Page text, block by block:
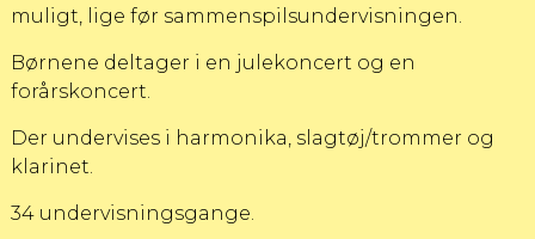
muligt, lige før sammenspilsundervisningen.
Børnene deltager i en julekoncert og en
forårskoncert.
Der undervises i harmonika, slagtøj/trommer og
klarinet.
34 undervisningsgange.